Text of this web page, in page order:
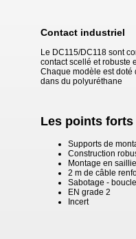
Contact industriel
Le DC115/DC118 sont
contact scellé et robuste
Chaque modèle est doté
dans du polyuréthane
Les points forts
Supports de
Construction
Montage en
2 m de câble
Sabotage -
EN grade 2
Incert